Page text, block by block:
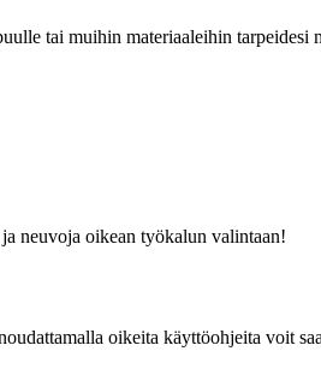
tai muihin materiaaleihin tarpeidesi
neuvoja oikean työkalun valintaan!
oikeita käyttöohjeita voit